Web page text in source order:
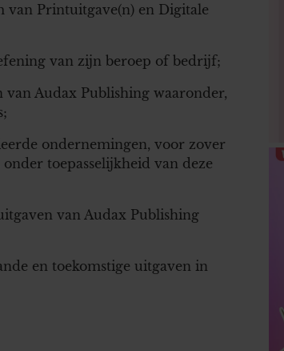
van Printuitgave(n) en Digitale
van zijn beroep of bedrijf;
van Audax Publishing waaronder,
ondernemingen, voor zover
toepasselijkheid van deze
van Audax Publishing
en toekomstige uitgaven in